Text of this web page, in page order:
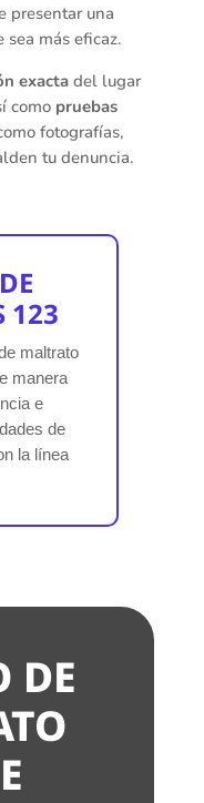
presentar una
más eficaz.
exactadel lugar
como pruebas
fotografías,
tu denuncia.
123
maltrato
manera
e
de
la línea
DE